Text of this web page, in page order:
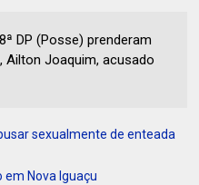
DP (Posse) prenderam
Ailton Joaquim, acusado
sexualmente de enteada
Nova Iguaçu